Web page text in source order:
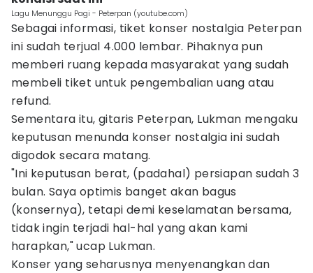
Lagu Menunggu Pagi - Peterpan (youtube.com)
Sebagai informasi, tiket konser nostalgia Peterpan
ini sudah terjual 4.000 lembar. Pihaknya pun
memberi ruang kepada masyarakat yang sudah
membeli tiket untuk pengembalian uang atau
refund.
Sementara itu, gitaris Peterpan, Lukman mengaku
keputusan menunda konser nostalgia ini sudah
digodok secara matang.
"Ini keputusan berat, (padahal) persiapan sudah 3
bulan. Saya optimis banget akan bagus
(konsernya), tetapi demi keselamatan bersama,
tidak ingin terjadi hal-hal yang akan kami
harapkan," ucap Lukman.
Konser yang seharusnya menyenangkan dan